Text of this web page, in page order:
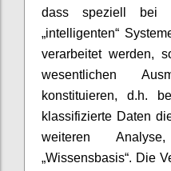
dass speziell bei
„intelligenten“
verarbeitet werden,
wesentlichen
konstituieren, d.h.
klassifizierte Daten
weiteren
„Wissensbasis“. Die